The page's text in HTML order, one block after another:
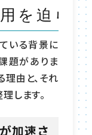
を迫ら
いる背景に
題がありま
由と、それ
します。
加速さ